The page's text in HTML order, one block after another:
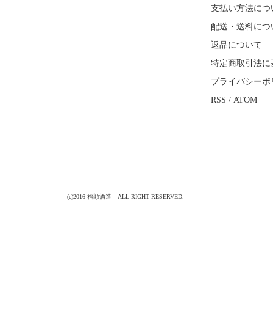
支払い方法につ
配送・送料につ
返品について
特定商取引法に
プライバシーポ
RSS / ATOM
(c)2016 福顔酒造 ALL RIGHT RESERVED.